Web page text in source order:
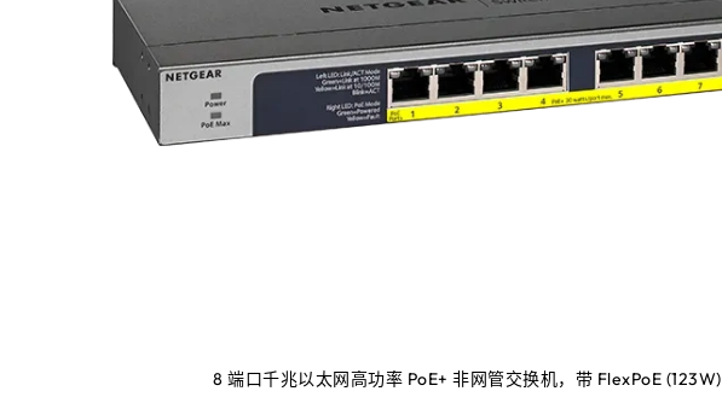
8 端口千兆以太网高功率 PoE+ 非网管交换机，带 FlexPoE (123W)